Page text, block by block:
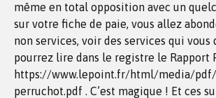
même en total opposition avec un
sur votre fiche de paie, vous allez
non services, voir des services qui vous
pourrez lire dans le registre le Rapport
https://www.lepoint.fr/html/media/
perruchot.pdf . C’est magique ! Et ces